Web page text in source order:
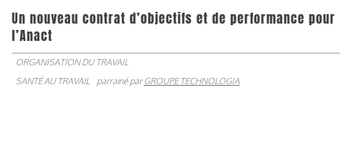
Un nouveau contrat d’objectifs et de performance pour
l’Anact
ORGANISATION DU TRAVAIL
SANTÉ AU TRAVAIL
parrainé parGROUPE TECHNOLOGIA